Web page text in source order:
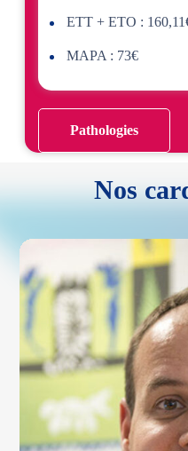
ETT + ETO :
MAPA : 73€
Pathologies
Nos